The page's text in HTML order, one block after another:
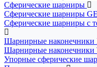
Сферические шарниры
Сферические шарниры
Сферические шарниры с
Шарнирные наконечники
Шарнирные наконечники
Упорные сферические